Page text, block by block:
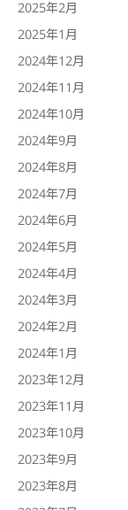
2025年2月
2025年1月
2024年12月
2024年11月
2024年10月
2024年9月
2024年8月
2024年7月
2024年6月
2024年5月
2024年4月
2024年3月
2024年2月
2024年1月
2023年12月
2023年11月
2023年10月
2023年9月
2023年8月